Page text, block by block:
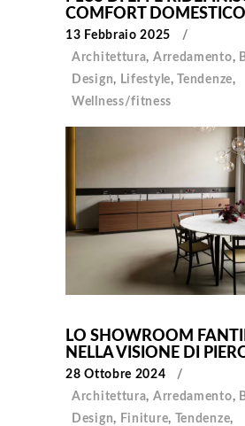
COMFORT
13 Febbraio 2025
Architettura, Arredamento,
Design, Lifestyle,Tendenze,
Wellness/fitness
LO SHOWROOM
NELLA VISIONE DI
28 Ottobre 2024
Architettura, Arredamento,
Design, Finiture, Tendenze,